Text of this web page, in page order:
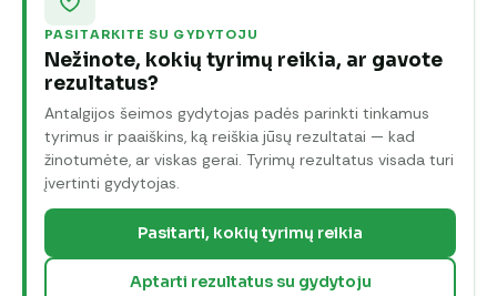
PASITARKITE SU GYDYTOJU
Nežinote, kokių tyrimų reikia, ar gavote
rezultatus?
Antalgijos šeimos gydytojas padės parinkti tinkamus
tyrimus ir paaiškins, ką reiškia jūsų rezultatai — kad
žinotumėte, ar viskas gerai. Tyrimų rezultatus visada turi
įvertinti gydytojas.
Pasitarti, kokių tyrimų reikia
Aptarti rezultatus su gydytoju